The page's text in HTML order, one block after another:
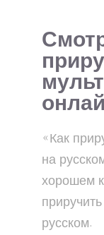
«Как
на
хорошем
русском.